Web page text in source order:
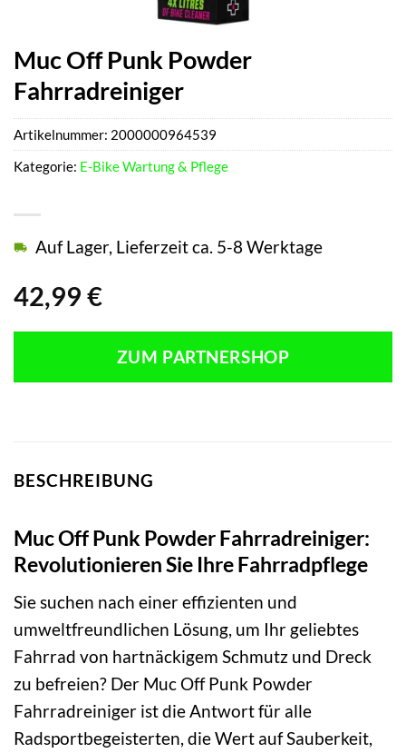
Muc Off Punk Powder
Fahrradreiniger
42,99 €
Auf Lager, Lieferzeit ca. 5-8 Werktage
ZUM PARTNERSHOP
Artikelnummer: 2000000964539
Kategorie: E-Bike Wartung & Pflege
BESCHREIBUNG
Muc Off Punk Powder Fahrradreiniger:
Revolutionieren Sie Ihre Fahrradpflege
Sie suchen nach einer effizienten und
umweltfreundlichen Lösung, um Ihr geliebtes
Fahrrad von hartnäckigem Schmutz und Dreck
zu befreien? Der Muc Off Punk Powder
Fahrradreiniger ist die Antwort für alle
Radsportbegeisterten, die Wert auf Sauberkeit,